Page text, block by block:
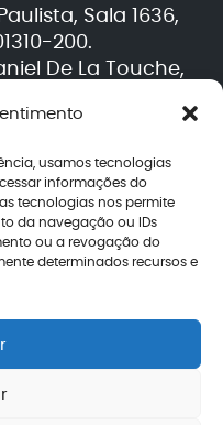
usamos tecnologias
informações do
tecnologias nos permite
da navegação ou IDs
ou a revogação do
determinados recursos e
Sala 1636,
200.
De La Touche,